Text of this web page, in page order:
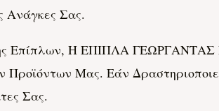
Ανάγκες Σας.
Επίπλων, Η ΕΠΙΠΛΑ ΓΕΩΡΓΑΝΤΑΣ
Προϊόντων Μας. Εάν
Σας.